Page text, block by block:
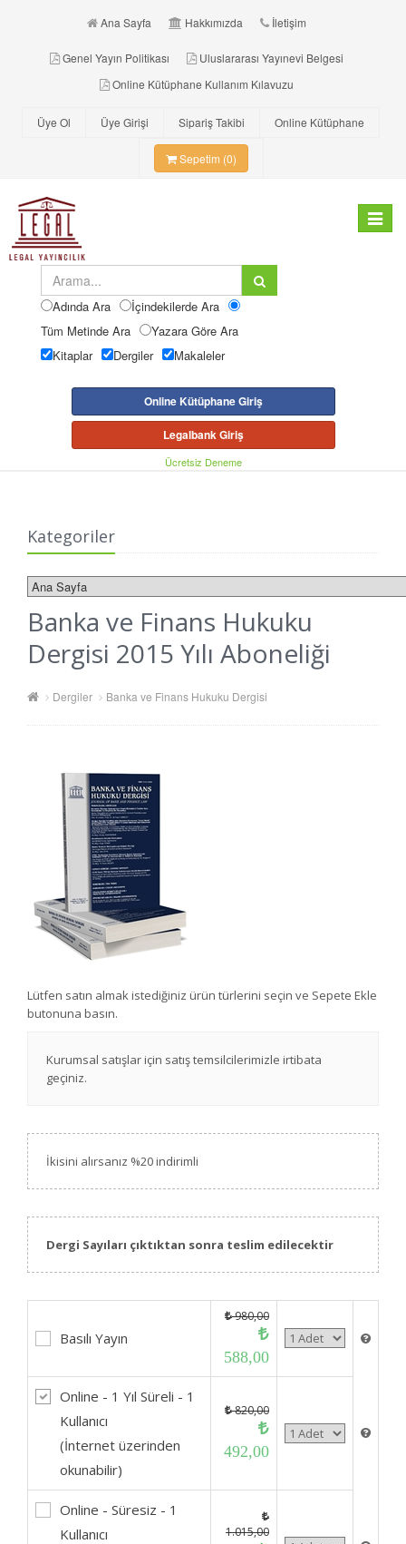
Ana Sayfa Hakkımızda İletişim
Genel Yayın Politikası
Uluslararası Yayınevi Belgesi
Online Kütüphane Kullanım Kılavuzu
Üye Ol Üye Girişi Sipariş Takibi Online Kütüphane
Sepetim (0)
Toggle
Adında Ara
İçindekilerde Ara
Tüm Metinde Ara
Yazara Göre Ara
Kitaplar
Dergiler Makaleler
Online Kütüphane Giriş
Legalbank Giriş
Ücretsiz Deneme
Kategoriler
Banka ve Finans Hukuku
Dergisi 2015 Yılı Aboneliği
Dergiler Banka ve Finans Hukuku Dergisi
Lütfen satın almak istediğiniz ürün türlerini seçin ve Sepete Ekle
butonuna basın.
Kurumsal satışlar için satış temsilcilerimizle irtibata
geçiniz.
İkisini alırsanız %20 indirimli
Dergi Sayıları çıktıktan sonra teslim edilecektir
Basılı Yayın
980,00
588,00
Online - 1 Yıl Süreli - 1
Kullanıcı
(İnternet üzerinden
okunabilir)
820,00
492,00
Online - Süresiz - 1
Kullanıcı
1.015,00